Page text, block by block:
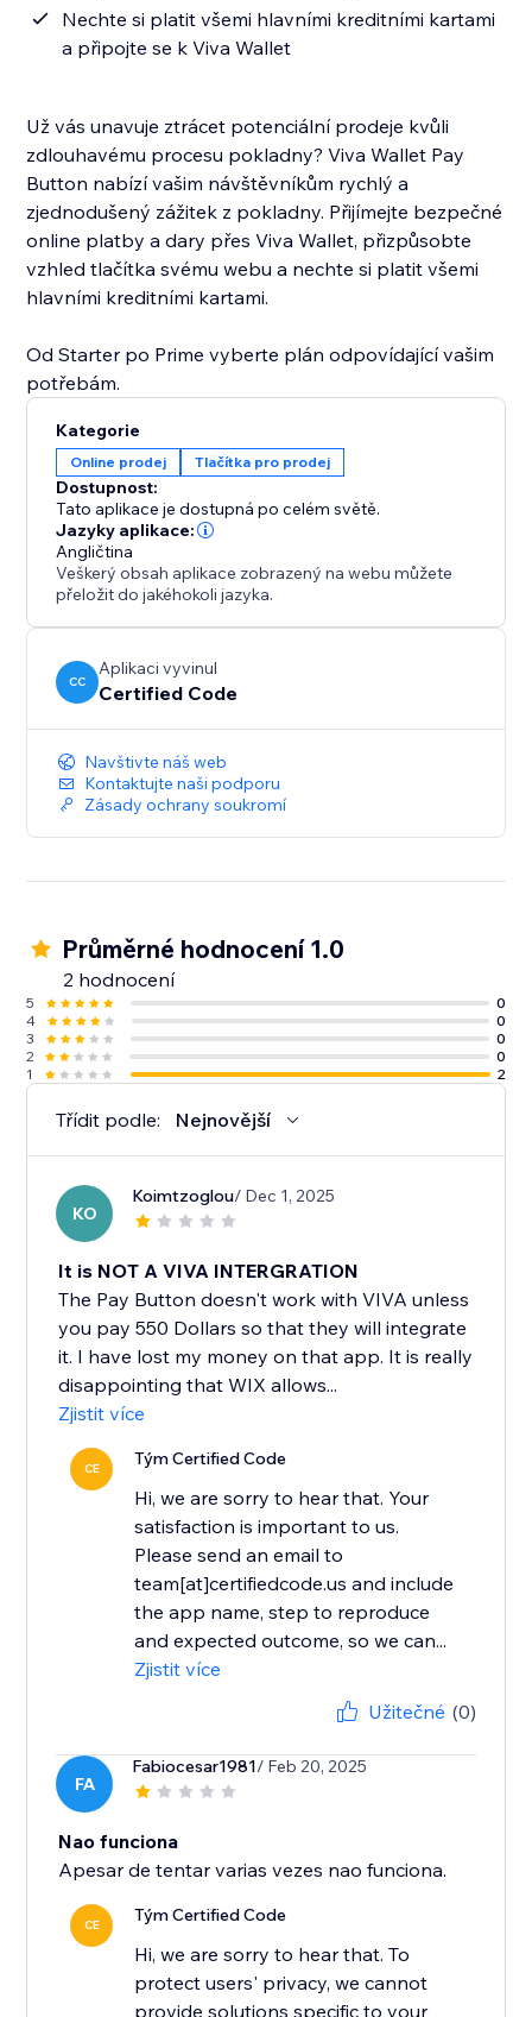
Nechte si platit všemi hlavními kreditními kartami
a připojte se k Viva Wallet
Už vás unavuje ztrácet potenciální prodeje kvůli
zdlouhavému procesu pokladny? Viva Wallet Pay
Button nabízí vašim návštěvníkům rychlý a
zjednodušený zážitek z pokladny. Přijímejte bezpečné
online platby a dary přes Viva Wallet, přizpůsobte
vzhled tlačítka svému webu a nechte si platit všemi
hlavními kreditními kartami.
Od Starter po Prime vyberte plán odpovídající vašim
potřebám.
Kategorie
Online prodej Tlačítka pro prodej
Dostupnost:
Tato aplikace je dostupná po celém světě.
Jazyky aplikace:
Angličtina
Veškerý obsah aplikace zobrazený na webu můžete
přeložit do jakéhokoli jazyka.
CC
Aplikaci vyvinul
Certified Code
Navštivte náš web
Kontaktujte naši podporu
Zásady ochrany soukromí
Průměrné hodnocení 1.0
2 hodnocení
5
0
4
0
3
0
2
0
1
2
Třídit podle: Nejnovější
KO
Koimtzoglou/ Dec 1, 2025
It is NOT A VIVA INTERGRATION
The Pay Button doesn't work with VIVA unless
you pay 550 Dollars so that they will integrate
it. I have lost my money on that app. It is really
disappointing that WIX allows...
Zjistit více
CE Tým Certified Code
Hi, we are sorry to hear that. Your
satisfaction is important to us.
Please send an email to
team[at]certifiedcode.us and include
the app name, step to reproduce
and expected outcome, so we can...
Zjistit více
Užitečné (0)
FA
Fabiocesar1981/ Feb 20, 2025
Nao funciona
Apesar de tentar varias vezes nao funciona.
CE Tým Certified Code
Hi, we are sorry to hear that. To
protect users' privacy, we cannot
provide solutions specific to your